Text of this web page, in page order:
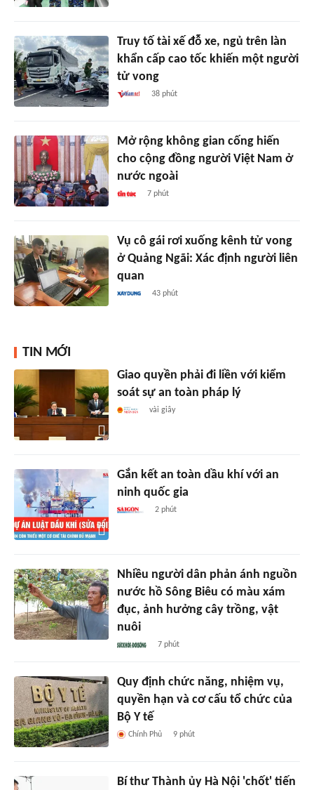
Truy tố tài xế đỗ xe, ngủ trên làn
khẩn cấp cao tốc khiến một người
tử vong
38 phút
Mở rộng không gian cống hiến
cho cộng đồng người Việt Nam ở
nước ngoài
7 phút
Vụ cô gái rơi xuống kênh tử vong
ở Quảng Ngãi: Xác định người liên
quan
43 phút
TIN MỚI
Giao quyền phải đi liền với kiểm
soát sự an toàn pháp lý
vài giây
Gắn kết an toàn dầu khí với an
ninh quốc gia
2 phút
Nhiều người dân phản ánh nguồn
nước hồ Sông Biêu có màu xám
đục, ảnh hưởng cây trồng, vật
nuôi
7 phút
Quy định chức năng, nhiệm vụ,
quyền hạn và cơ cấu tổ chức của
Bộ Y tế
Chính Phủ 9 phút
Bí thư Thành ủy Hà Nội 'chốt' tiến